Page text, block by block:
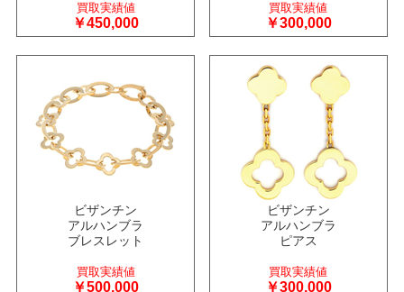
買取実績値
￥450,000
買取実績値
￥300,000
ビザンチン
アルハンブラ
ブレスレット
買取実績値
￥500,000
ビザンチン
アルハンブラ
ピアス
買取実績値
￥300,000